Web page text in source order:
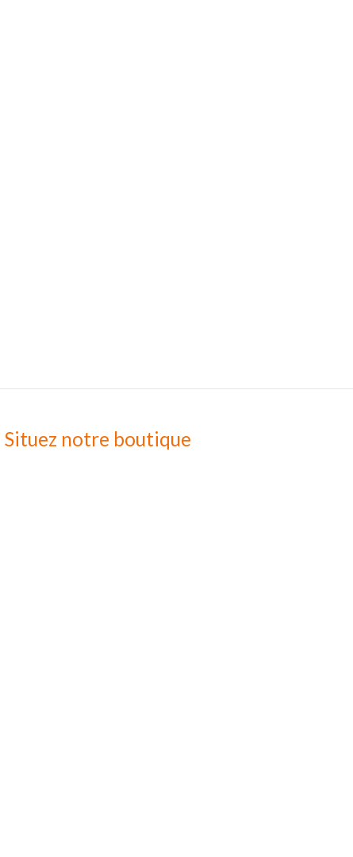
Situez notre boutique